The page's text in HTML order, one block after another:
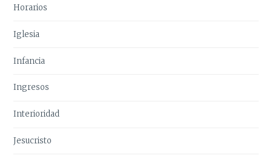
Horarios
Iglesia
Infancia
Ingresos
Interioridad
Jesucristo